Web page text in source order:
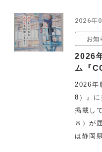
2026年
お知
2026
ム『
2026年
8）』
掲載し
８）が
は静岡